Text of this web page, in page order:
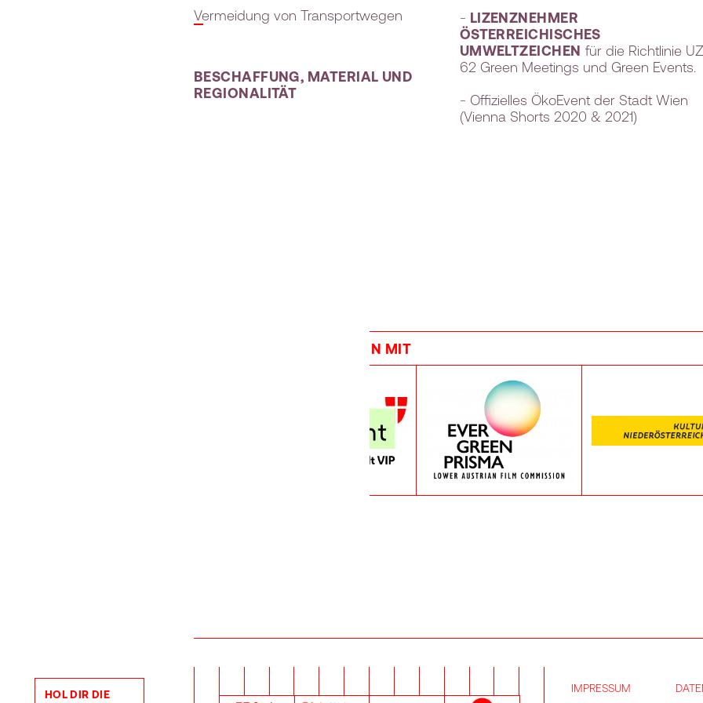
HOL DIR DIE
Vermeidung von Transportwegen
BESCHAFFUNG, MATERIAL UND
REGIONALITÄT
- LIZENZNEHMER
ÖSTERREICHISCHES
UMWELTZEICHEN für die Richtlinie UZ
62 Green Meetings und Green Events.
- Offizielles ÖkoEvent der Stadt Wien
(Vienna Shorts 2020 & 2021)
IN KOOPERATION MIT
IMPRESSUM